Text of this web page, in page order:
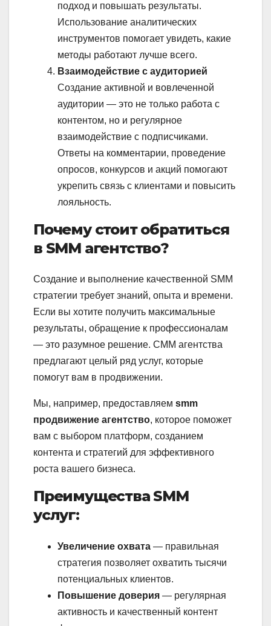
подход и повышать результаты.
Использование аналитических
инструментов помогает увидеть, какие
методы работают лучше всего.
Взаимодействие с аудиторией
Создание активной и вовлеченной
аудитории — это не только работа с
контентом, но и регулярное
взаимодействие с подписчиками.
Ответы на комментарии, проведение
опросов, конкурсов и акций помогают
укрепить связь с клиентами и повысить
лояльность.
Почему стоит обратиться
в SMM агентство?
Создание и выполнение качественной SMM
стратегии требует знаний, опыта и времени.
Если вы хотите получить максимальные
результаты, обращение к профессионалам
— это разумное решение. СMM агентства
предлагают целый ряд услуг, которые
помогут вам в продвижении.
Мы, например, предоставляем smm
продвижение агентство, которое поможет
вам с выбором платформ, созданием
контента и стратегий для эффективного
роста вашего бизнеса.
Преимущества SMM
услуг:
Увеличение охвата — правильная
стратегия позволяет охватить тысячи
потенциальных клиентов.
Повышение доверия — регулярная
активность и качественный контент